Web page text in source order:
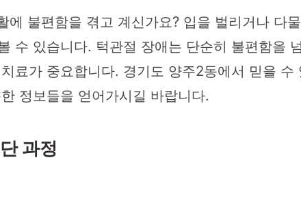
불편함을 겪고 계신가요? 입을 벌리거나 다
수 있습니다. 턱관절 장애는 단순히 불편함을
료가 중요합니다. 경기도 양주2동에서 믿을
정보들을 얻어가시길 바랍니다.
과정